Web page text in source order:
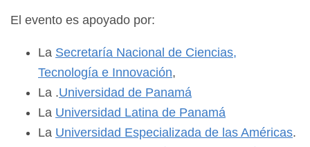
El evento es apoyado por:
La Secretaría Nacional de Ciencias,
Tecnología e Innovación,
La .Universidad de Panamá
La Universidad Latina de Panamá
La Universidad Especializada de las Américas.